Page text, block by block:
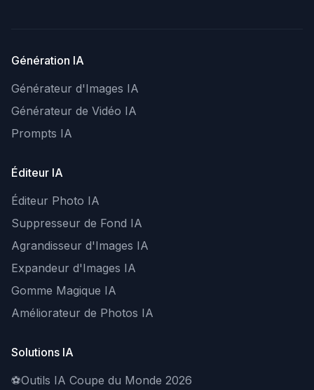
Génération IA
Générateur d'Images IA
Générateur de Vidéo IA
Prompts IA
Éditeur IA
Éditeur Photo IA
Suppresseur de Fond IA
Agrandisseur d'Images IA
Expandeur d'Images IA
Gomme Magique IA
Améliorateur de Photos IA
Solutions IA
⚽Outils IA Coupe du Monde 2026